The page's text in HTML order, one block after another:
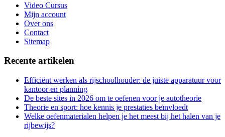
Video Cursus
Mijn account
Over ons
Contact
Sitemap
Recente artikelen
Efficiënt werken als rijschoolhouder: de juiste apparatuur voor
kantoor en planning
De beste sites in 2026 om te oefenen voor je autotheorie
Theorie en sport: hoe kennis je prestaties beïnvloedt
Welke oefenmaterialen helpen je het meest bij het halen van je
rijbewijs?